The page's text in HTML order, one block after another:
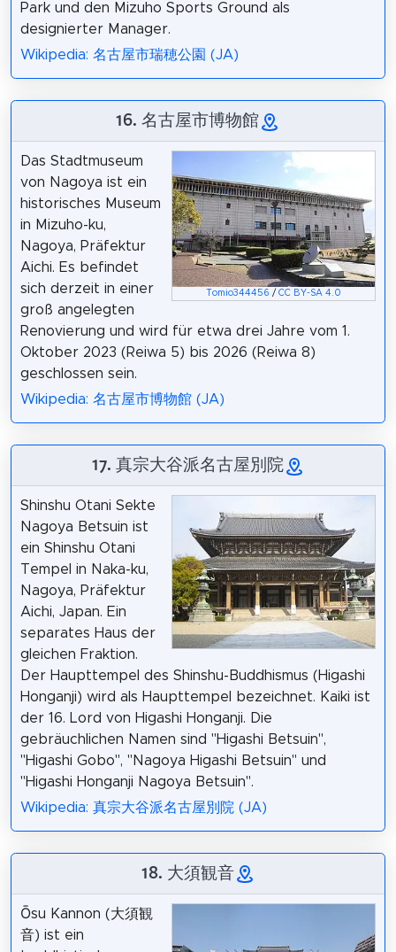
Park und den Mizuho Sports Ground als
designierter Manager.
Wikipedia: 名古屋市瑞穂公園 (JA)
16. 名古屋市博物館
Tomio344456 /CC BY-SA 4.0
Das Stadtmuseum
von Nagoya ist ein
historisches Museum
in Mizuho-ku,
Nagoya, Präfektur
Aichi. Es befindet
sich derzeit in einer
groß angelegten
Renovierung und wird für etwa drei Jahre vom 1.
Oktober 2023 (Reiwa 5) bis 2026 (Reiwa 8)
geschlossen sein.
Wikipedia: 名古屋市博物館 (JA)
17. 真宗大谷派名古屋別院
Shinshu Otani Sekte
Nagoya Betsuin ist
ein Shinshu Otani
Tempel in Naka-ku,
Nagoya, Präfektur
Aichi, Japan. Ein
separates Haus der
gleichen Fraktion.
Der Haupttempel des Shinshu-Buddhismus (Higashi
Honganji) wird als Haupttempel bezeichnet. Kaiki ist
der 16. Lord von Higashi Honganji. Die
gebräuchlichen Namen sind "Higashi Betsuin",
"Higashi Gobo", "Nagoya Higashi Betsuin" und
"Higashi Honganji Nagoya Betsuin".
Wikipedia: 真宗大谷派名古屋別院 (JA)
18. 大須観音
Ōsu Kannon (大須観
音) ist ein